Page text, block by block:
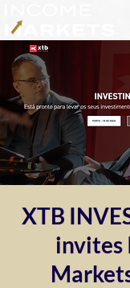
XTB
invites